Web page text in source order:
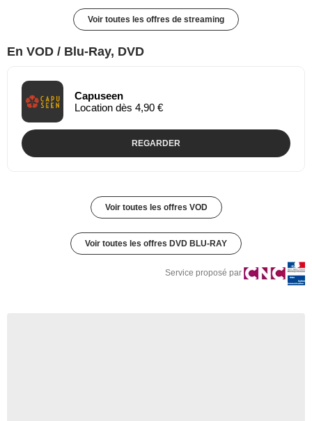
Voir toutes les offres de streaming
En VOD / Blu-Ray, DVD
Capuseen
Location dès 4,90 €
REGARDER
Voir toutes les offres VOD
Voir toutes les offres DVD BLU-RAY
Service proposé par